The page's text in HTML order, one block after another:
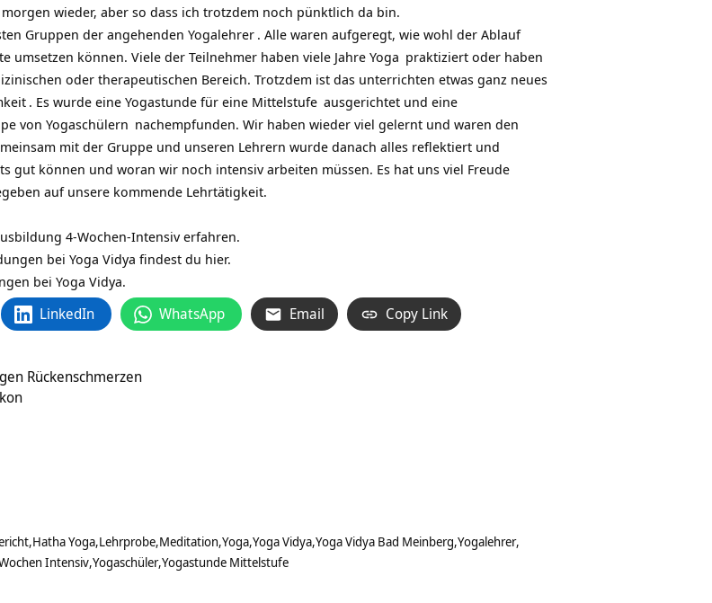
wieder, aber so dass ich trotzdem noch pünktlich da bin.
Gruppen der angehenden Yogalehrer . Alle waren aufgeregt, wie wohl der Ablauf
können. Viele der Teilnehmer haben viele Jahre Yoga praktiziert oder haben
oder therapeutischen Bereich. Trotzdem ist das unterrichten etwas ganz neues
. Es wurde eine Yogastunde für eine Mittelstufe ausgerichtet und eine
von Yogaschülern nachempfunden. Wir haben wieder viel gelernt und waren den
mit der Gruppe und unseren Lehrern wurde danach alles reflektiert und
gut können und woran wir noch intensiv arbeiten müssen. Es hat uns viel Freude
auf unsere kommende Lehrtätigkeit.
4-Wochen-Intensiv erfahren.
bei Yoga Vidya findest du hier.
bei Yoga Vidya.
LinkedIn WhatsApp Email Copy Link
Rückenschmerzen
Hatha Yoga Lehrprobe Meditation Yoga Yoga Vidya Yoga Vidya Bad Meinberg Yogalehrer
Intensiv Yogaschüler Yogastunde Mittelstufe